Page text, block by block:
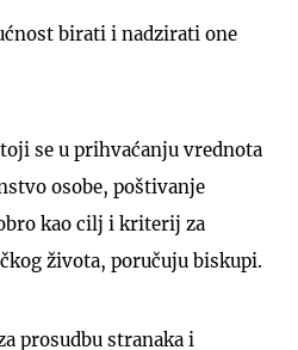
birati i nadzirati one
se u prihvaćanju vrednota
osobe, poštivanje
kao cilj i kriterij za
života, poručuju biskupi.
prosudbu stranaka i